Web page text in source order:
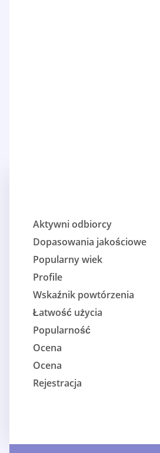
Aktywni odbiorcy
Dopasowania jakościowe
Popularny wiek
Profile
Wskaźnik powtórzenia
Łatwość użycia
Popularność
Ocena
Ocena
Rejestracja